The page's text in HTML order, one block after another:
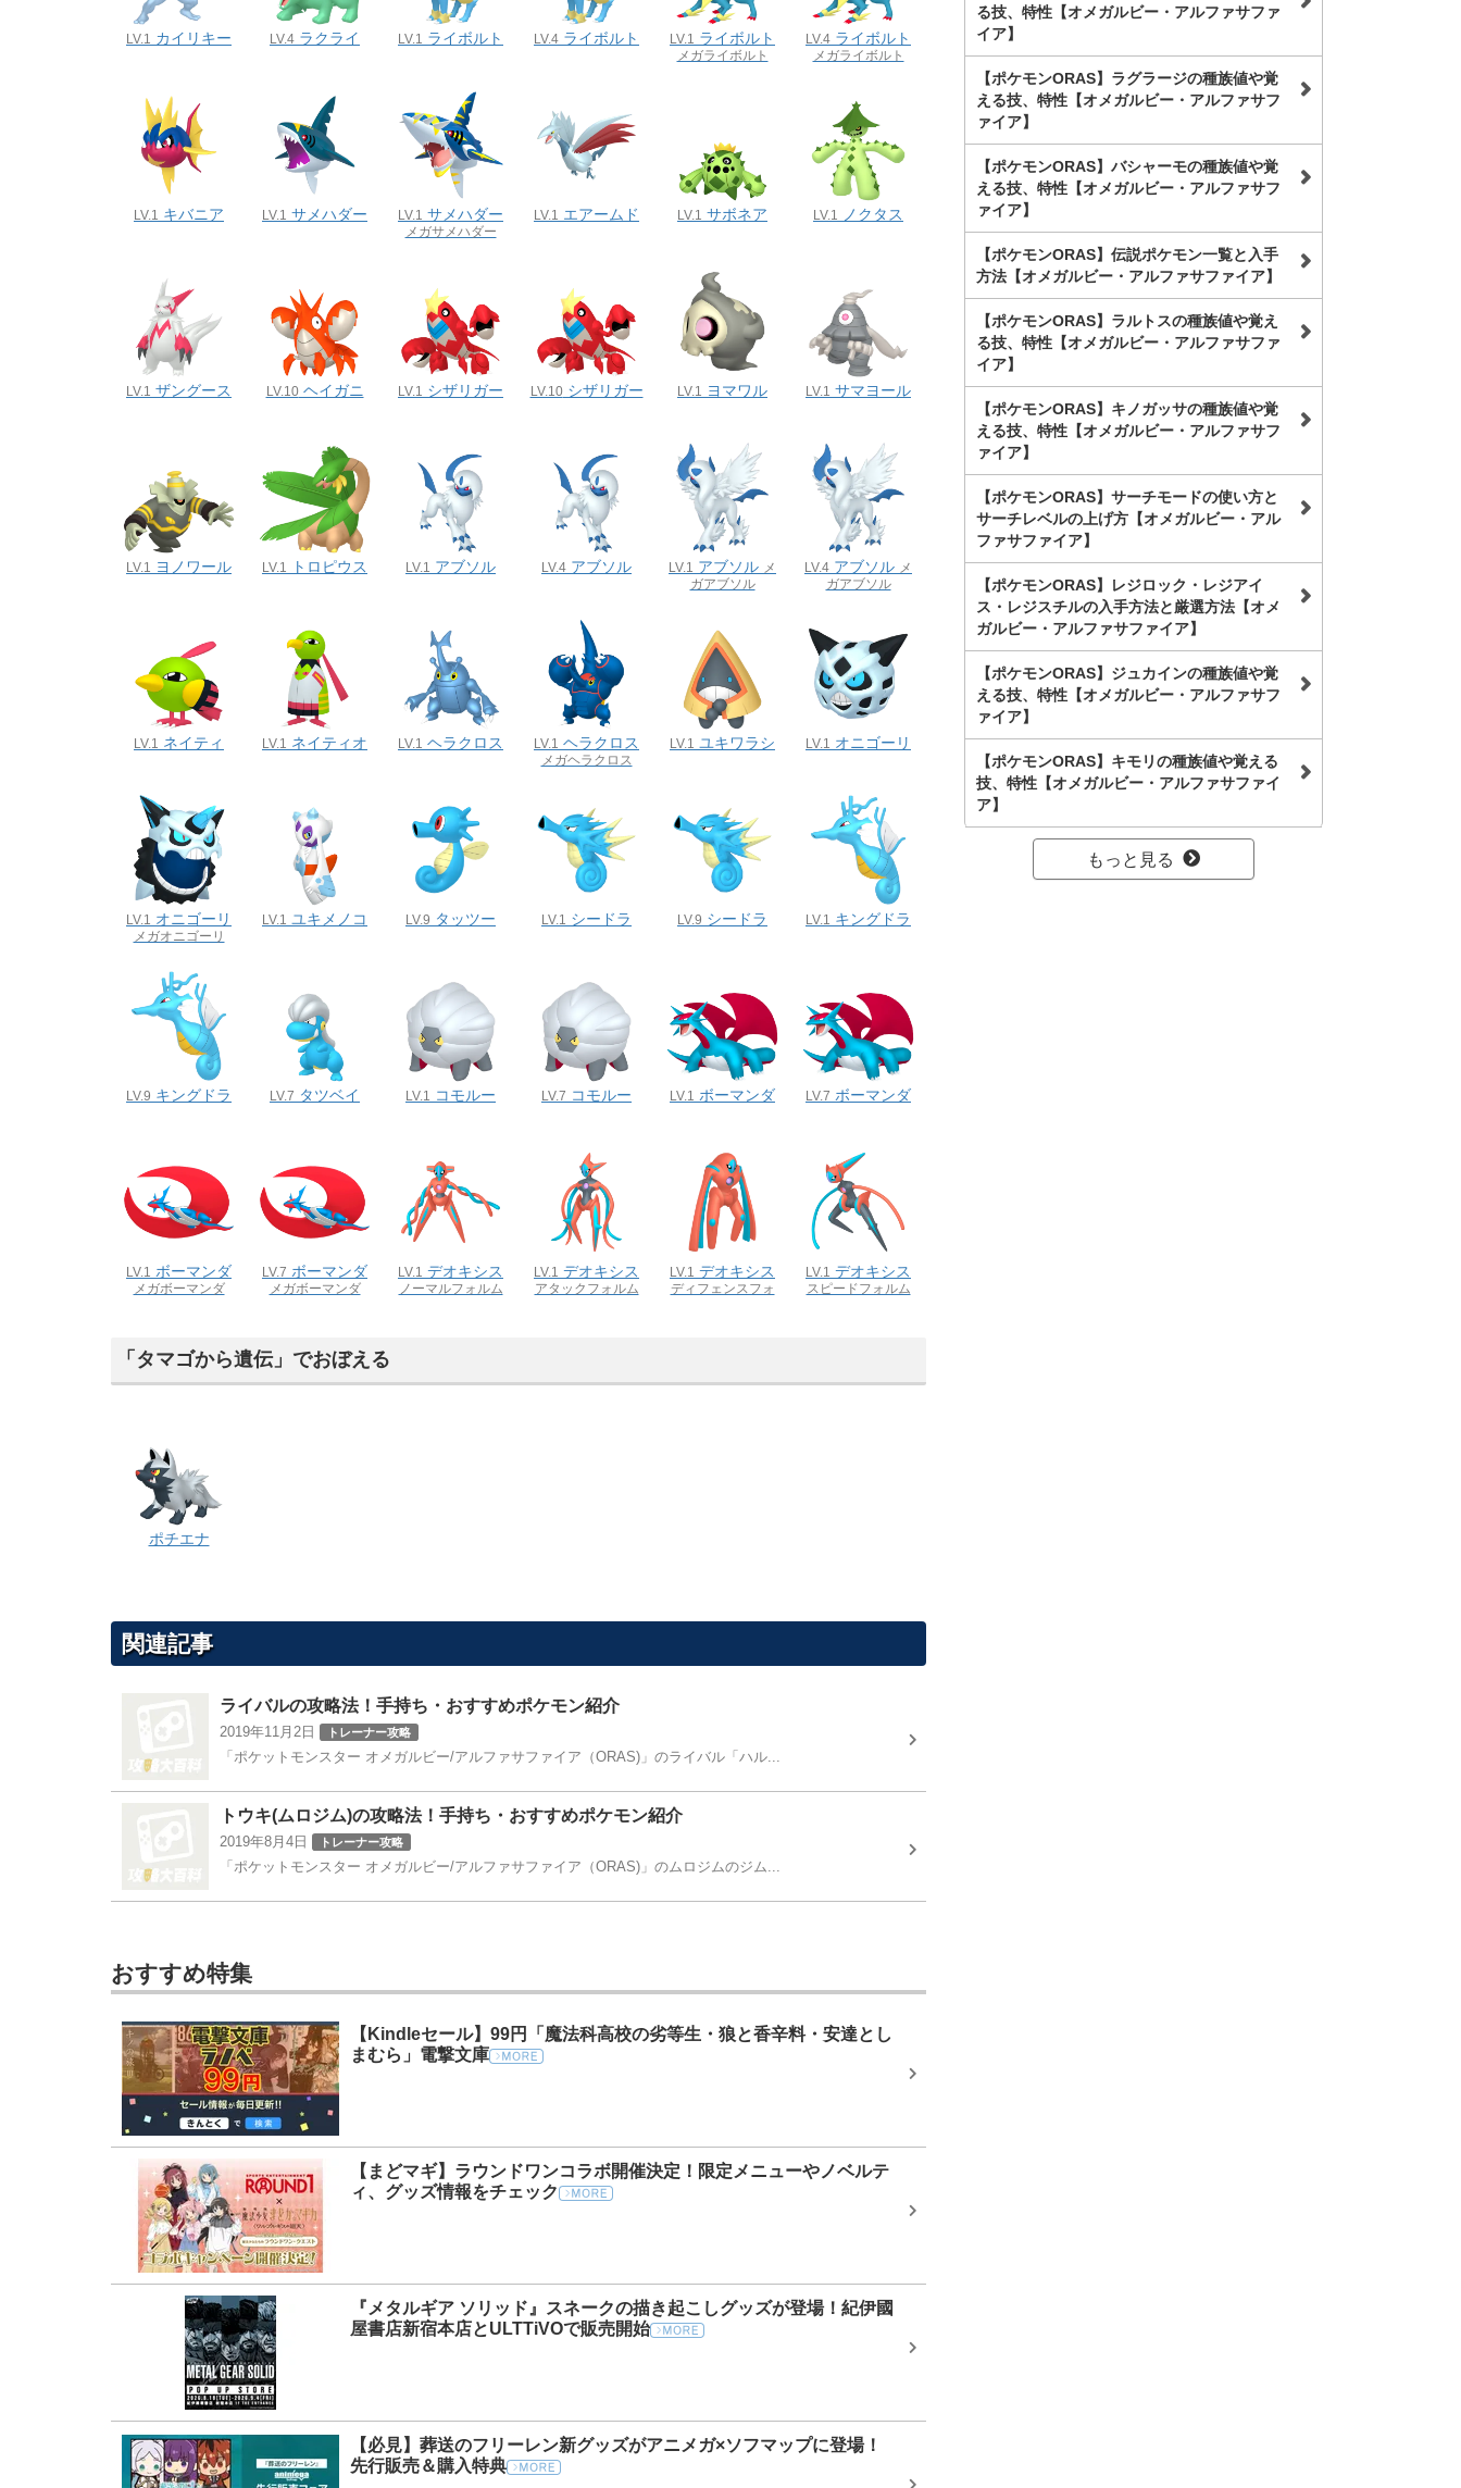
LV.1 カイリキー LV.4 ラクライ LV.1 ライボルト LV.4 ライボルト LV.1 ライボルト
メガライボルト
LV.4 ライボルト
メガライボルト
LV.1 キバニア LV.1 サメハダー LV.1 サメハダー
メガサメハダー
LV.1 エアームド LV.1 サボネア LV.1 ノクタス
LV.1 ザングース LV.10ヘイガニ LV.1 シザリガー LV.10シザリガー LV.1 ヨマワル LV.1 サマヨール
LV.1 ヨノワール LV.1 トロピウス LV.1 アブソル LV.4 アブソル LV.1 アブソル メ
ガアブソル
LV.4 アブソル メ
ガアブソル
LV.1 ネイティ LV.1 ネイティオ LV.1 ヘラクロス LV.1 ヘラクロス
メガヘラクロス
LV.1 ユキワラシ LV.1 オニゴーリ
LV.1 オニゴーリ
メガオニゴーリ
LV.1 ユキメノコ LV.9 タッツー LV.1 シードラ LV.9 シードラ LV.1 キングドラ
LV.9 キングドラ LV.7 タツベイ LV.1 コモルー LV.7 コモルー LV.1 ボーマンダ LV.7 ボーマンダ
LV.1 ボーマンダ
メガボーマンダ
LV.7 ボーマンダ
メガボーマンダ
LV.1 デオキシス
ノーマルフォルム
LV.1 デオキシス
アタックフォルム
LV.1 デオキシス
ディフェンスフォ
LV.1 デオキシス
スピードフォルム
「タマゴから遺伝」でおぼえる
ポチエナ
関連記事
ライバルの攻略法！手持ち・おすすめポケモン紹介
2019年11月2日 トレーナー攻略
「ポケットモンスター オメガルビー/アルファサファイア（ORAS)」のライバル「ハル...
トウキ(ムロジム)の攻略法！手持ち・おすすめポケモン紹介
2019年8月4日 トレーナー攻略
「ポケットモンスター オメガルビー/アルファサファイア（ORAS)」のムロジムのジム...
おすすめ特集
【Kindleセール】99円「魔法科高校の劣等生・狼と香辛料・安達とし
まむら」電撃文庫
【まどマギ】ラウンドワンコラボ開催決定！限定メニューやノベルテ
ィ、グッズ情報をチェック
『メタルギア ソリッド』スネークの描き起こしグッズが登場！紀伊國
屋書店新宿本店とULTTiVOで販売開始
【必見】葬送のフリーレン新グッズがアニメガ×ソフマップに登場！
先行販売＆購入特典
る技、特性【オメガルビー・アルファサファ
イア】
【ポケモンORAS】ラグラージの種族値や覚
える技、特性【オメガルビー・アルファサフ
ァイア】
【ポケモンORAS】バシャーモの種族値や覚
える技、特性【オメガルビー・アルファサフ
ァイア】
【ポケモンORAS】伝説ポケモン一覧と入手
方法【オメガルビー・アルファサファイア】
【ポケモンORAS】ラルトスの種族値や覚え
る技、特性【オメガルビー・アルファサファ
イア】
【ポケモンORAS】キノガッサの種族値や覚
える技、特性【オメガルビー・アルファサフ
ァイア】
【ポケモンORAS】サーチモードの使い方と
サーチレベルの上げ方【オメガルビー・アル
ファサファイア】
【ポケモンORAS】レジロック・レジアイ
ス・レジスチルの入手方法と厳選方法【オメ
ガルビー・アルファサファイア】
【ポケモンORAS】ジュカインの種族値や覚
える技、特性【オメガルビー・アルファサフ
ァイア】
【ポケモンORAS】キモリの種族値や覚える
技、特性【オメガルビー・アルファサファイ
ア】
もっと見る